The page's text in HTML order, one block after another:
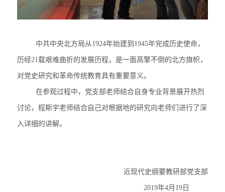
中共中央北方局从1924年始建到1945年完成历史使命，
历经21载艰难曲折的发展历程，是一面高擎不倒的北方旗帜，
对党史研究和革命传统教育具有重要意义。
在参观过程中，党支部老师结合自身专业背景展开热烈
讨论，程斯宇老师结合自己对根据地的研究向老师们进行了深
入详细的讲解。
近现代史纲要教研部党支部
2019年4月19日